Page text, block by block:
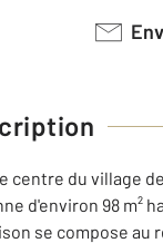
centre du village
d'environ 98 m²
se compose au